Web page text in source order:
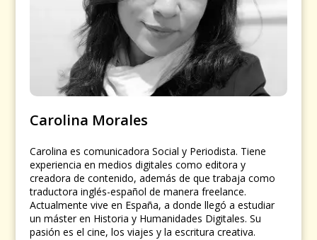
Carolina Morales
Carolina es comunicadora Social y Periodista. Tiene
experiencia en medios digitales como editora y
creadora de contenido, además de que trabaja como
traductora inglés-español de manera freelance.
Actualmente vive en España, a donde llegó a estudiar
un máster en Historia y Humanidades Digitales. Su
pasión es el cine, los viajes y la escritura creativa.